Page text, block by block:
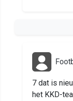
7 dat is
het KKD-